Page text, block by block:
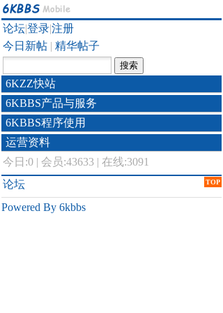
论坛|登录|注册
今日新帖 | 精华帖子
6KZZ快站
6KBBS产品与服务
6KBBS程序使用
运营资料
今日:0 | 会员:43633 | 在线:3091
TOP
论坛
Powered By 6kbbs